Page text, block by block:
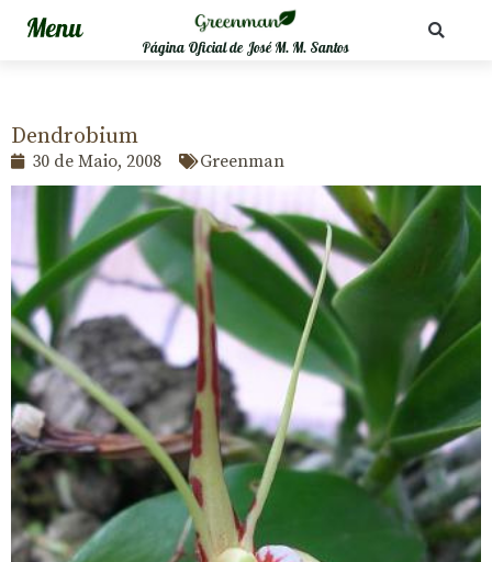
Página Oficial de José M. M. Santos
Dendrobium
30 de Maio, 2008 Greenman